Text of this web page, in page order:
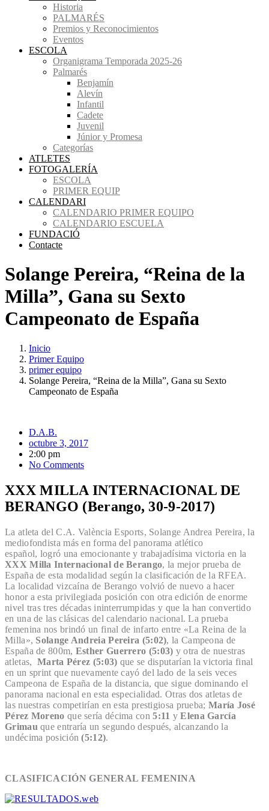
Historia
PALMARÉS
Premios y Reconocimientos
Eventos
ESCOLA
Organigrama Temporada 2025-26
Palmarés
Benjamín
Alevín
Infantil
Cadete
Juvenil
Júnior y Promesa
Categorías
ATLETES
FOTOGALERÍA
ESCOLA
PRIMER EQUIP
CALENDARI
CALENDARIO PRIMER EQUIPO
CALENDARIO ESCUELA
FUNDACIÓ
Contacte
Solange Pereira, “Reina de la
Milla”, Gana su Sexto
Campeonato de España
Inicio
Primer Equipo
primer equipo
Solange Pereira, “Reina de la Milla”, Gana su Sexto
Campeonato de España
D.A.B.
octubre 3, 2017
2:00 pm
No Comments
XXX MILLA INTERNACIONAL DE
BERANGO (Berango, 30-9-2017)
La atleta del C.A. València Esports, Solange Andrea Pereira, la
mediofondista más en forma del panorama atlético
español, logró una emocionante y trabajadísima victoria en la
XXX Milla Internacional de Berango, la mejor prueba de
España de esta modalidad según la clasificación de la RFEA.
La localidad vizcaína de Berango volvió de nuevo a hacer
honor a esta privilegiada posición con otra edición de enorme
nivel tras tres décadas ininterrumpidas y que la han convertido
en una de las clásicas del calendario nacional. La prueba
femenina nos brindó un final de infarto entre «La Reina de la
Milla», Solange Andreia Pereira (5:02), la Campeona de
España de 800m, Esther Guerrero (5:03) y otra de nuestras
atletas, Marta Pérez (5:03) que se disputarían la victoria final
en un sprint que nuevamente cayó del lado de la seis veces
Campeona de España de la distancia, que sigue dominando el
panorama nacional en esta especialidad. Otras dos atletas de
las nuestras competirían en esta prestigiosa prueba; María José
Pérez Moreno que sería décima con5:11 yElena García
Grimau que entraría un segundo después, alcanzando la
undécima posición(5:12).
CLASIFICACIÓN GENERAL FEMENINA